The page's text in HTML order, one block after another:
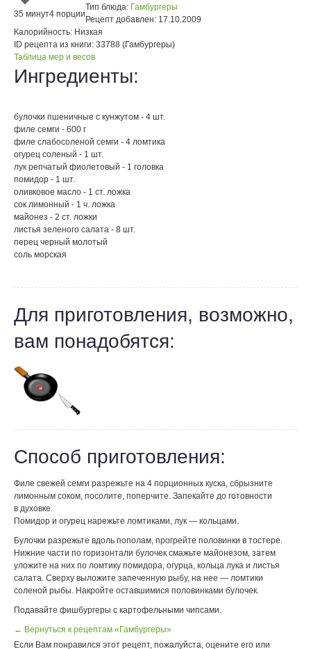
35 минут4 порции
Тип блюда: Гамбургеры
Рецепт добавлен: 17.10.2009
Калорийность: Низкая
ID рецепта из книги: 33788 (Гамбургеры)
Таблица мер и весов
Ингредиенты:
булочки пшеничные с кунжутом - 4 шт.
филе семги - 600 г
филе слабосоленой семги - 4 ломтика
огурец соленый - 1 шт.
лук репчатый фиолетовый - 1 головка
помидор - 1 шт.
оливковое масло - 1 ст. ложка
сок лимонный - 1 ч. ложка
майонез - 2 ст. ложки
листья зеленого салата - 8 шт.
перец черный молотый
соль морская
Для приготовления, возможно,
вам понадобятся:
Способ приготовления:
Филе свежей семги разрежьте на 4 порционных куска, сбрызните
лимонным соком, посолите, поперчите. Запекайте до готовности
в духовке.
Помидор и огурец нарежьте ломтиками, лук — кольцами.
Булочки разрежьте вдоль пополам, прогрейте половинки в тостере.
Нижние части по горизонтали булочек смажьте майонезом, затем
уложите на них по ломтику помидора, огурца, кольца лука и листья
салата. Сверху выложите запеченную рыбу, на нее — ломтики
соленой рыбы. Накройте оставшимися половинками булочек.
Подавайте фишбургеры с картофельными чипсами.
← Вернуться к рецептам «Гамбургеры»
Если Вам понравился этот рецепт, пожалуйста, оцените его или